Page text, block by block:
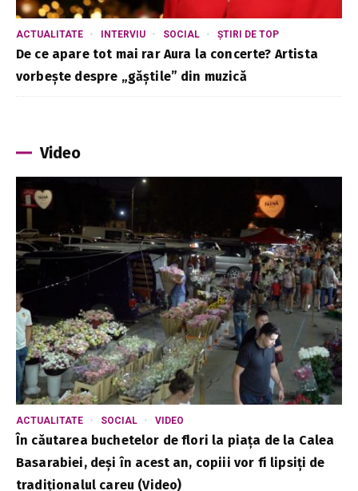
ACTUALITATE INTERVIU SOCIAL ȘTIRI DE TOP
De ce apare tot mai rar Aura la concerte? Artista
vorbește despre „găștile” din muzică
Video
ACTUALITATE SOCIAL VIDEO
În căutarea buchetelor de flori la piața de la Calea
Basarabiei, deși în acest an, copiii vor fi lipsiți de
tradiționalul careu (Video)